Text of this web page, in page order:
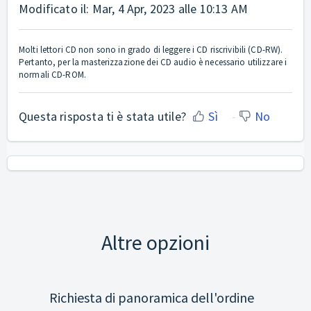
Modificato il: Mar, 4 Apr, 2023 alle 10:13 AM
Molti lettori CD non sono in grado di leggere i CD riscrivibili (CD-RW).
Pertanto, per la masterizzazione dei CD audio è necessario utilizzare i
normali CD-ROM.
Questa risposta ti è stata utile? Sì No
Altre opzioni
Richiesta di panoramica dell'ordine